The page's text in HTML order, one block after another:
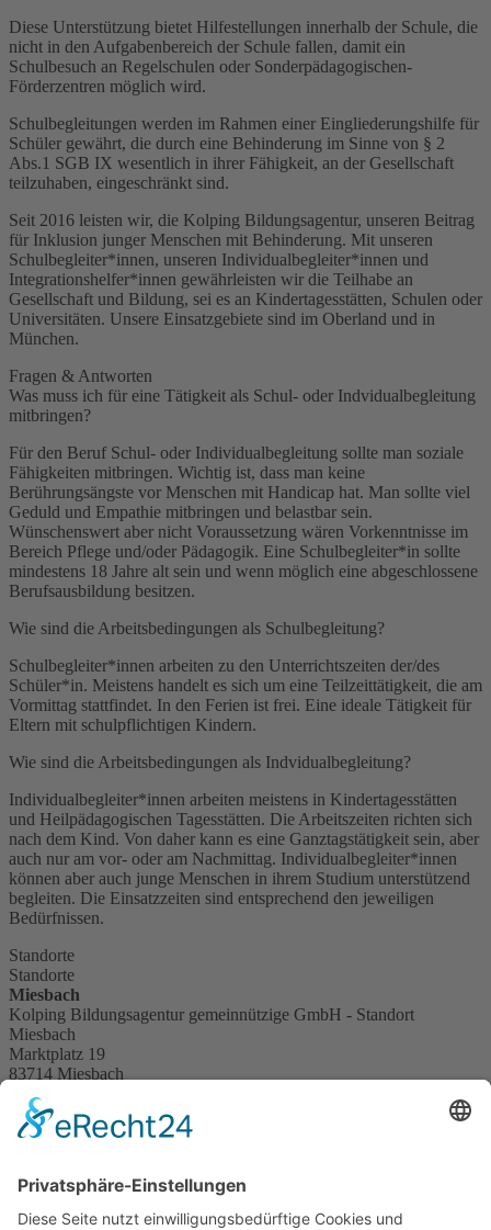
Diese Unterstützung bietet Hilfestellungen innerhalb der Schule, die
nicht in den Aufgabenbereich der Schule fallen, damit ein
Schulbesuch an Regelschulen oder Sonderpädagogischen-
Förderzentren möglich wird.
Schulbegleitungen werden im Rahmen einer Eingliederungshilfe für
Schüler gewährt, die durch eine Behinderung im Sinne von § 2
Abs.1 SGB IX wesentlich in ihrer Fähigkeit, an der Gesellschaft
teilzuhaben, eingeschränkt sind.
Seit 2016 leisten wir, die Kolping Bildungsagentur, unseren Beitrag
für Inklusion junger Menschen mit Behinderung. Mit unseren
Schulbegleiter*innen, unseren Individualbegleiter*innen und
Integrationshelfer*innen gewährleisten wir die Teilhabe an
Gesellschaft und Bildung, sei es an Kindertagesstätten, Schulen oder
Universitäten. Unsere Einsatzgebiete sind im Oberland und in
München.
Fragen & Antworten
Was muss ich für eine Tätigkeit als Schul- oder Indvidualbegleitung
mitbringen?
Für den Beruf Schul- oder Individualbegleitung sollte man soziale
Fähigkeiten mitbringen. Wichtig ist, dass man keine
Berührungsängste vor Menschen mit Handicap hat. Man sollte viel
Geduld und Empathie mitbringen und belastbar sein.
Wünschenswert aber nicht Voraussetzung wären Vorkenntnisse im
Bereich Pflege und/oder Pädagogik. Eine Schulbegleiter*in sollte
mindestens 18 Jahre alt sein und wenn möglich eine abgeschlossene
Berufsausbildung besitzen.
Wie sind die Arbeitsbedingungen als Schulbegleitung?
Schulbegleiter*innen arbeiten zu den Unterrichtszeiten der/des
Schüler*in. Meistens handelt es sich um eine Teilzeittätigkeit, die am
Vormittag stattfindet. In den Ferien ist frei. Eine ideale Tätigkeit für
Eltern mit schulpflichtigen Kindern.
Wie sind die Arbeitsbedingungen als Indvidualbegleitung?
Individualbegleiter*innen arbeiten meistens in Kindertagesstätten
und Heilpädagogischen Tagesstätten. Die Arbeitszeiten richten sich
nach dem Kind. Von daher kann es eine Ganztagstätigkeit sein, aber
auch nur am vor- oder am Nachmittag. Individualbegleiter*innen
können aber auch junge Menschen in ihrem Studium unterstützend
begleiten. Die Einsatzzeiten sind entsprechend den jeweiligen
Bedürfnissen.
Standorte
Standorte
Miesbach
Kolping Bildungsagentur gemeinnützige GmbH - Standort
Miesbach
Marktplatz 19
83714 Miesbach
Ansprechpartner:
Peter Pham
peter.pham@kolpingmuenchen.de
BildungsangeboteAlle Angebote Berufsorientierung
Berufsvorbereitung Sozialarbeit Integrationskurse Weiterbildung